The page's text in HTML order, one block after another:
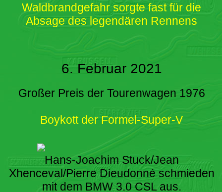
Waldbrandgefahr sorgte fast für die
Absage des legendären Rennens
6. Februar 2021
Großer Preis der Tourenwagen 1976
Boykott der Formel-Super-V
Hans-Joachim Stuck/Jean
Xhenceval/Pierre Dieudonné schmieden
mit dem BMW 3.0 CSL aus.